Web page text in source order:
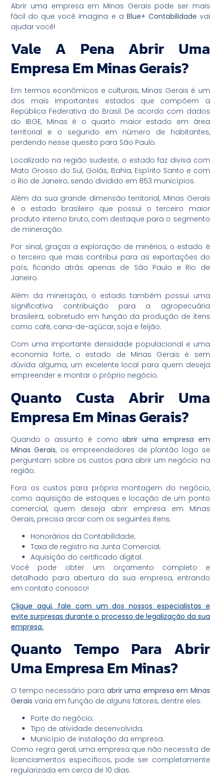
Abrir uma empresa em Minas Gerais pode ser mais
fácil do que você imagina e a Blue+ Contabilidade vai
ajudar você!
Vale A Pena Abrir Uma
Empresa Em Minas Gerais?
Em termos econômicos e culturais, Minas Gerais é um
dos mais importantes estados que compõem a
República Federativa do Brasil. De acordo com dados
do IBGE, Minas é o quarto maior estado em área
territorial e o segundo em número de habitantes,
perdendo nesse quesito para São Paulo.
Localizado na região sudeste, o estado faz divisa com
Mato Grosso do Sul, Goiás, Bahia, Espírito Santo e com
o Rio de Janeiro, sendo dividido em 853 municípios.
Além da sua grande dimensão territorial, Minas Gerais
é o estado brasileiro que possui o terceiro maior
produto interno bruto, com destaque para o segmento
de mineração.
Por sinal, graças a exploração de minérios, o estado é
o terceiro que mais contribui para as exportações do
país, ficando atrás apenas de São Paulo e Rio de
Janeiro.
Além da mineração, o estado também possui uma
significativa contribuição para a agropecuária
brasileira, sobretudo em função da produção de itens
como café, cana-de-açúcar, soja e feijão.
Com uma importante densidade populacional e uma
economia forte, o estado de Minas Gerais é sem
dúvida alguma, um excelente local para quem deseja
empreender e montar o próprio negócio.
Quanto Custa Abrir Uma
Empresa Em Minas Gerais?
Quando o assunto é comoabrir uma empresa em
Minas Gerais, os empreendedores de plantão logo se
perguntam sobre os custos para abrir um negócio na
região.
Fora os custos para própria montagem do negócio,
como aquisição de estoques e locação de um ponto
comercial, quem deseja abrir empresa em Minas
Gerais, precisa arcar com os seguintes itens:
Honorários da Contabilidade;
Taxa de registro na Junta Comercial;
Aquisição do certificado digital.
Você pode obter um orçamento completo e
detalhado para abertura da sua empresa, entrando
em contato conosco!
Clique aqui, fale com um dos nossos especialistas e
evite surpresas durante o processo de legalização da sua
empresa.
Quanto Tempo Para Abrir
Uma Empresa Em Minas?
O tempo necessário para abrir uma empresa em Minas
Gerais varia em função de alguns fatores, dentre eles:
Porte do negócio;
Tipo de atividade desenvolvida;
Município de instalação da empresa.
Como regra geral, uma empresa que não necessita de
licenciamentos específicos, pode ser completamente
regularizada em cerca de 10 dias.